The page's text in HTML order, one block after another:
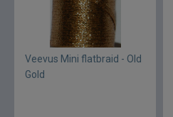
Veevus Mini flatbraid - Old
Gold